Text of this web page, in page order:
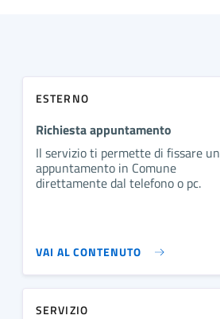
ESTERNO
Richiesta appuntamento
Il servizio ti permette di fissare un
appuntamento in Comune
direttamente dal telefono o pc.
VAI AL CONTENUTO
SERVIZIO